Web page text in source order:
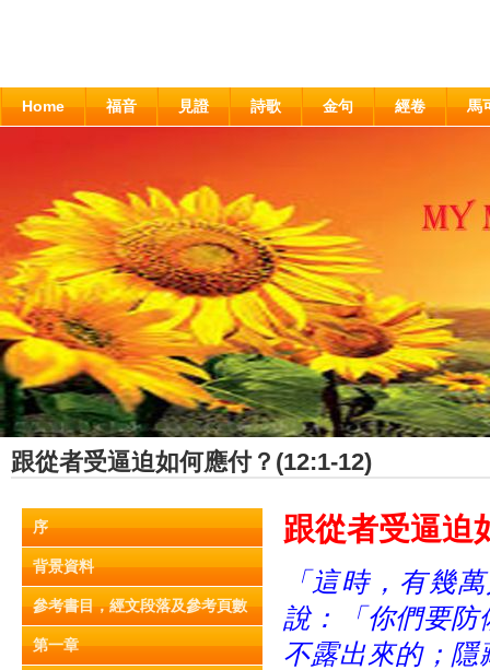
Home 福音 見證 詩歌 金句 經卷 馬
跟從者受逼迫如何應付？(12:1-12)
序
背景資料
參考書目，經文段落及參考頁數
第一章
跟從者受逼迫
「這時，有幾
說：「你們要防
不露出來的；隱